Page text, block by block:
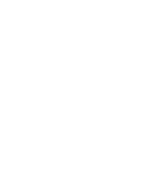
线路）内的视频解